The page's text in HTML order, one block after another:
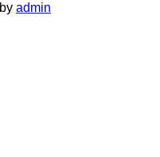
by admin